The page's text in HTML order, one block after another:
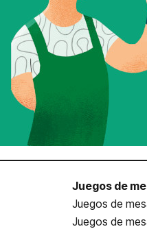
Juegos de
Juegos de
Juegos de